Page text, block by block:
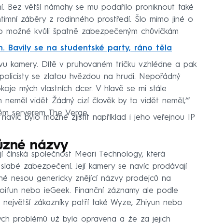
Bez větší námahy se mu podařilo proniknout také
záběry z rodinného prostředí. Šlo mimo jiné o
možné kvůli špatně zabezpečeným chůvičkám
Bavily se na studentské party, ráno těla
kamery. Dítě v pruhovaném tričku vzhlédne a pak
se zlatou hvězdou na hrudi. Nepořádný
mých vlastních dcer. V hlavě se mi stále
neměl vidět. Žádný cizí člověk by to vidět neměl,‘“
serverem The Verge.
bylo možné zjistit například i jeho veřejnou IP
názvy
společnost Meari Technology, která
zabezpečení. Její kamery se navíc prodávají
nesou genericky znějící názvy prodejců na
nebo ieGeek. Finanční záznamy ale podle
zákazníky patří také Wyze, Zhiyun nebo
problémů už byla opravena a že za jejich